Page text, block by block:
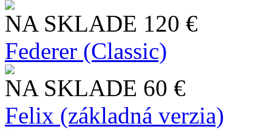
NA SKLADE 120 €
Federer (Classic)
NA SKLADE 60 €
Felix (základná verzia)